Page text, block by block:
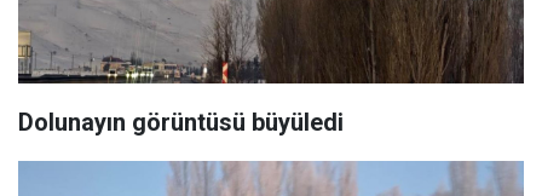
Dolunayın görüntüsü büyüledi